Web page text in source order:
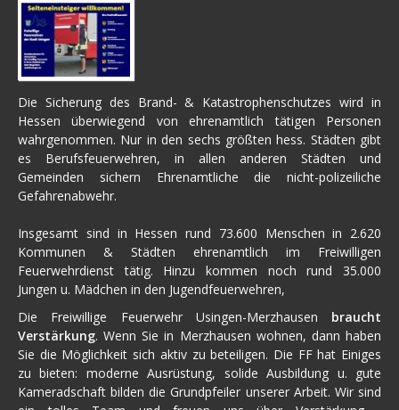
Die Sicherung des Brand- & Katastrophenschutzes wird in
Hessen überwiegend von ehrenamtlich tätigen Personen
wahrgenommen. Nur in den sechs größten hess. Städten gibt
es Berufsfeuerwehren, in allen anderen Städten und
Gemeinden sichern Ehrenamtliche die nicht-polizeiliche
Gefahrenabwehr.
Insgesamt sind in Hessen rund 73.600 Menschen in 2.620
Kommunen & Städten ehrenamtlich im Freiwilligen
Feuerwehrdienst tätig. Hinzu kommen noch rund 35.000
Jungen u. Mädchen in den Jugendfeuerwehren,
Die Freiwillige Feuerwehr Usingen-Merzhausen braucht
Verstärkung. Wenn Sie in Merzhausen wohnen, dann haben
Sie die Möglichkeit sich aktiv zu beteiligen. Die FF hat Einiges
zu bieten: moderne Ausrüstung, solide Ausbildung u. gute
Kameradschaft bilden die Grundpfeiler unserer Arbeit. Wir sind